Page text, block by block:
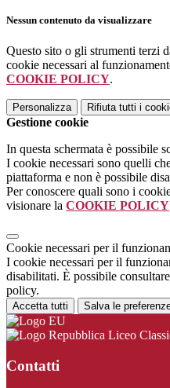
Nessun contenuto da visualizzare
Questo sito o gli strumenti terzi
cookie necessari al
COOKIE POLICY.
Personalizza Rifiuta tutti i
Gestione cookie
In questa schermata è possibile
I cookie necessari sono quelli
piattaforma e non è possibile
Per conoscere quali sono i
visionare la COOKIE POLICY
Cookie necessari per il
I cookie necessari per il
disabilitati. È possibile
policy.
Accetta tutti Salva le
Liceo
Contatti